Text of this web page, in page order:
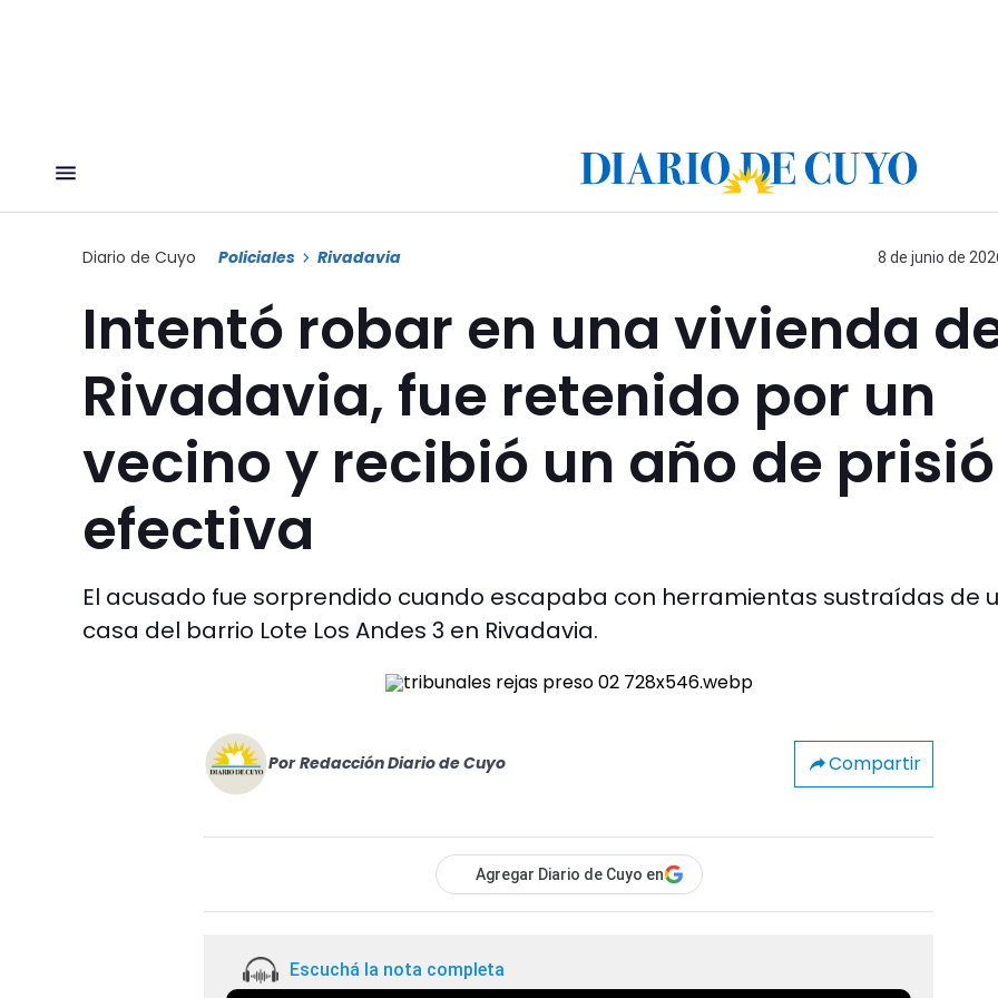
Diario de Cuyo Policiales Rivadavia 8 de junio de
Intentó robar en una vivienda
Rivadavia, fue retenido por un
vecino y recibió un año de
efectiva
El acusado fue sorprendido cuando escapaba con herramientas sustraídas de
casa del barrio Lote Los Andes 3 en Rivadavia.
Por Redacción Diario de Cuyo Compartir
Agregar Diario de Cuyo en
Escuchá la nota completa